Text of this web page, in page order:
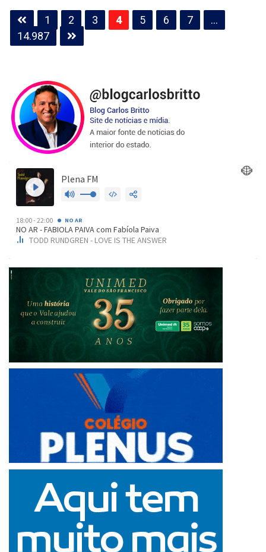
Paginação
de
posts
1 2 3 4 5 6 7
…
14.987